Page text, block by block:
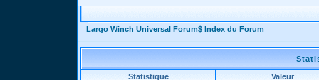
Largo Winch Universal Forum$ Index du Forum
Statistique
Valeur